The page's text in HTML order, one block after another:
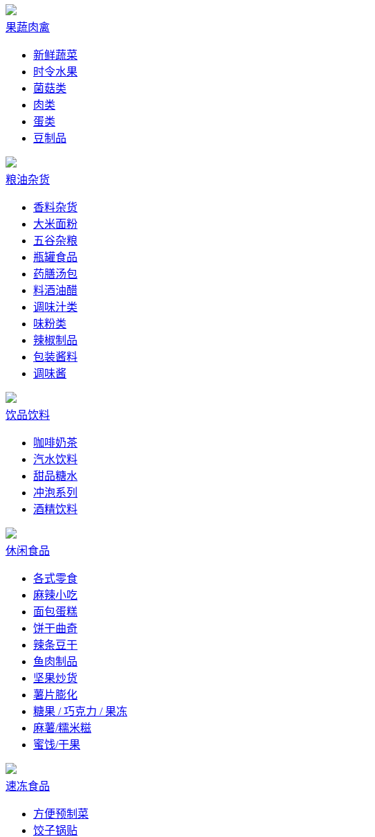
果蔬肉禽
新鲜蔬菜
时令水果
菌菇类
肉类
蛋类
豆制品
粮油杂货
香料杂货
大米面粉
五谷杂粮
瓶罐食品
药膳汤包
料酒油醋
调味汁类
味粉类
辣椒制品
包装酱料
调味酱
饮品饮料
咖啡奶茶
汽水饮料
甜品糖水
冲泡系列
酒精饮料
休闲食品
各式零食
麻辣小吃
面包蛋糕
饼干曲奇
辣条豆干
鱼肉制品
坚果炒货
薯片膨化
糖果 / 巧克力 / 果冻
麻薯/糯米糍
蜜饯/干果
速冻食品
方便预制菜
饺子锅贴